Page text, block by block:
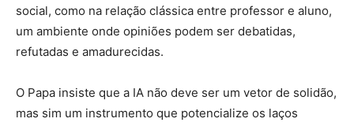
social, como na relação clássica entre professor e aluno,
um ambiente onde opiniões podem ser debatidas,
refutadas e amadurecidas.
O Papa insiste que a IA não deve ser um vetor de solidão,
mas sim um instrumento que potencialize os laços